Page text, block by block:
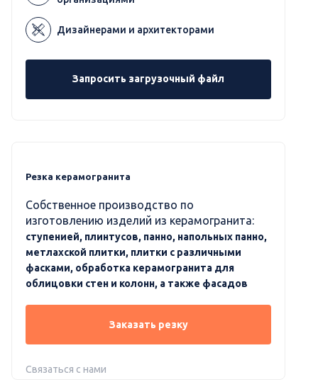
Дизайнерами и архитекторами
Запросить загрузочный файл
Резка керамогранита
Собственное производство по
изготовлению изделий из керамогранита:
ступенией, плинтусов, панно, напольных панно,
метлахской плитки, плитки с различными
фасками, обработка керамогранита для
облицовки стен и колонн, а также фасадов
Заказать резку
Связаться с нами